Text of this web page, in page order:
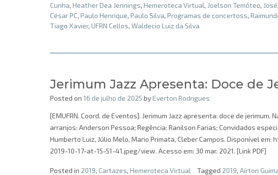
Cunha, Heather Dea Jennings, Hemeroteca Virtual, Joelson Temóteo,
César PC, Paulo Henrique, Paulo Silva, Programas de concertoss,
Tiago Xavier, UFRN Cellos, Waldecio Luiz da Silva
Jerimum Jazz Apresenta: Doce de
Posted on 16 de julho de 2025 byEverton Rodrigues
[EMUFRN. Coord. de Eventos]. Jerimum Jazz apresenta: doce de jerimum.
arranjos: Anderson Pessoa; Regência: Ranilson Farias; Convidados
Humberto Luiz, Júlio Melo, Mario Primata, Cleber Campos. Disponível
2019-10-17-at-15-51-41.jpeg/view. Acesso em: 30 mar. 2021. [Link PDF]
Posted in 2019, Cartazes, Hemeroteca Virtual Tagged 2019, Aírton